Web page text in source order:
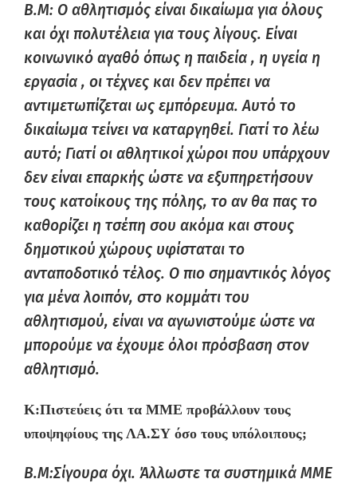
B.M: Ο αθλητισμός είναι δικαίωμα για όλους
και όχι πολυτέλεια για τους λίγους. Είναι
κοινωνικό αγαθό όπως η παιδεία , η υγεία η
εργασία , οι τέχνες και δεν πρέπει να
αντιμετωπίζεται ως εμπόρευμα. Αυτό το
δικαίωμα τείνει να καταργηθεί. Γιατί το λέω
αυτό; Γιατί οι αθλητικοί χώροι που υπάρχουν
δεν είναι επαρκής ώστε να εξυπηρετήσουν
τους κατοίκους της πόλης, το αν θα πας το
καθορίζει η τσέπη σου ακόμα και στους
δημοτικού χώρους υφίσταται το
ανταποδοτικό τέλος. Ο πιο σημαντικός λόγος
για μένα λοιπόν, στο κομμάτι του
αθλητισμού, είναι να αγωνιστούμε ώστε να
μπορούμε να έχουμε όλοι πρόσβαση στον
αθλητισμό.
K:Πιστεύεις ότι τα ΜΜΕ προβάλλουν τους
υποψηφίους της ΛΑ.ΣΥ όσο τους υπόλοιπους;
B.M:Σίγουρα όχι. Άλλωστε τα συστημικά ΜΜΕ